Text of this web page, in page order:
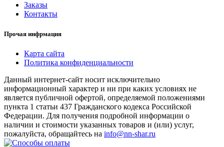
Заказы
Контакты
Прочая инфрмация
Карта сайта
Политика конфиденциальности
Данный интернет-сайт носит исключительно
информационный характер и ни при каких условиях не
является публичной офертой, определяемой положениями
пункта 1 статьи 437 Гражданского кодекса Российской
Федерации. Для получения подробной информации о
наличии и стоимости указанных товаров и (или) услуг,
пожалуйста, обращайтесь на info@nn-shar.ru